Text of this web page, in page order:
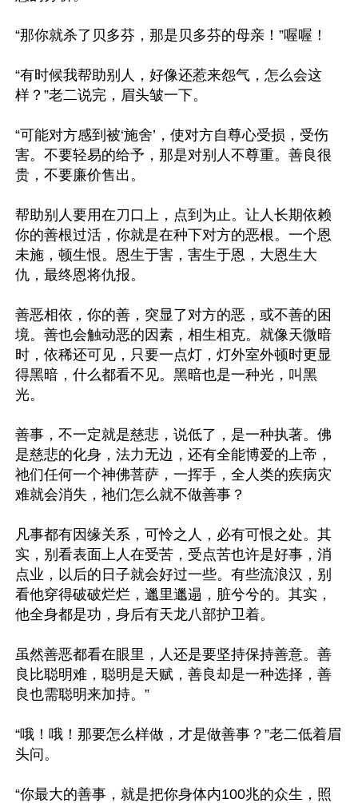
“那你就杀了贝多芬，那是贝多芬的母亲！”喔喔！
“有时候我帮助别人，好像还惹来怨气，怎么会这
样？”老二说完，眉头皱一下。
“可能对方感到被‘施舍’，使对方自尊心受损，受伤
害。不要轻易的给予，那是对别人不尊重。善良很
贵，不要廉价售出。
帮助别人要用在刀口上，点到为止。让人长期依赖
你的善根过活，你就是在种下对方的恶根。一个恩
未施，顿生恨。恩生于害，害生于恩，大恩生大
仇，最终恩将仇报。
善恶相依，你的善，突显了对方的恶，或不善的困
境。善也会触动恶的因素，相生相克。就像天微暗
时，依稀还可见，只要一点灯，灯外室外顿时更显
得黑暗，什么都看不见。黑暗也是一种光，叫黑
光。
善事，不一定就是慈悲，说低了，是一种执著。佛
是慈悲的化身，法力无边，还有全能博爱的上帝，
祂们任何一个神佛菩萨，一挥手，全人类的疾病灾
难就会消失，祂们怎么就不做善事？
凡事都有因缘关系，可怜之人，必有可恨之处。其
实，别看表面上人在受苦，受点苦也许是好事，消
点业，以后的日子就会好过一些。有些流浪汉，别
看他穿得破破烂烂，邋里邋遢，脏兮兮的。其实，
他全身都是功，身后有天龙八部护卫着。
虽然善恶都看在眼里，人还是要坚持保持善意。善
良比聪明难，聪明是天赋，善良却是一种选择，善
良也需聪明来加持。”
“哦！哦！那要怎么样做，才是做善事？”老二低着眉
头问。
“你最大的善事，就是把你身体内100兆的众生，照